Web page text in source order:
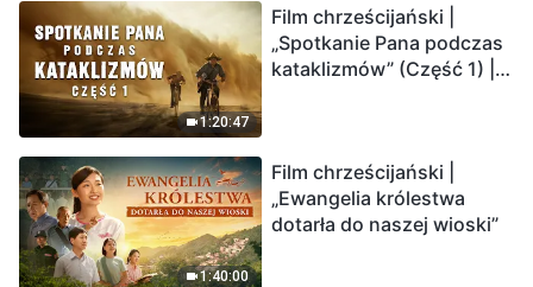
Ludzkość weszła w
odliczanie. Czy znalazłeś
już drogę ocalenia?
1:20:47
Film chrześcijański |
„Spotkanie Pana podczas
kataklizmów” (Część 1) |
1:40:00
Film chrześcijański |
„Ewangelia królestwa
dotarła do naszej wioski”